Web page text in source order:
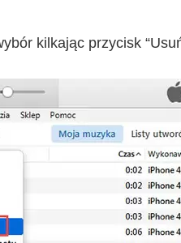
kilkając przycisk